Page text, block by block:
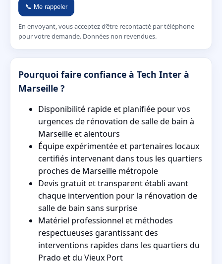
📞 Me rappeler
En envoyant, vous acceptez d’être recontacté par téléphone
pour votre demande. Données non revendues.
Pourquoi faire confiance à Tech Inter à
Marseille ?
Disponibilité rapide et planifiée pour vos
urgences de rénovation de salle de bain à
Marseille et alentours
Équipe expérimentée et partenaires locaux
certifiés intervenant dans tous les quartiers
proches de Marseille métropole
Devis gratuit et transparent établi avant
chaque intervention pour la rénovation de
salle de bain sans surprise
Matériel professionnel et méthodes
respectueuses garantissant des
interventions rapides dans les quartiers du
Prado et du Vieux Port